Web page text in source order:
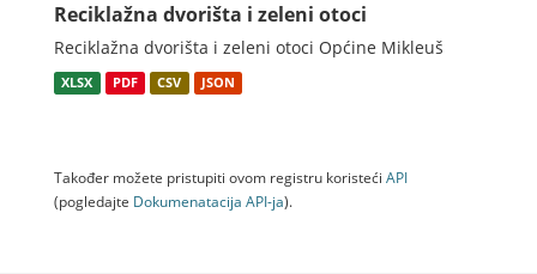
Reciklažna dvorišta i zeleni otoci
Reciklažna dvorišta i zeleni otoci Općine Mikleuš
XLSX PDF CSV JSON
Također možete pristupiti ovom registru koristeći API
(pogledajte Dokumenаtаcijа API-jа).